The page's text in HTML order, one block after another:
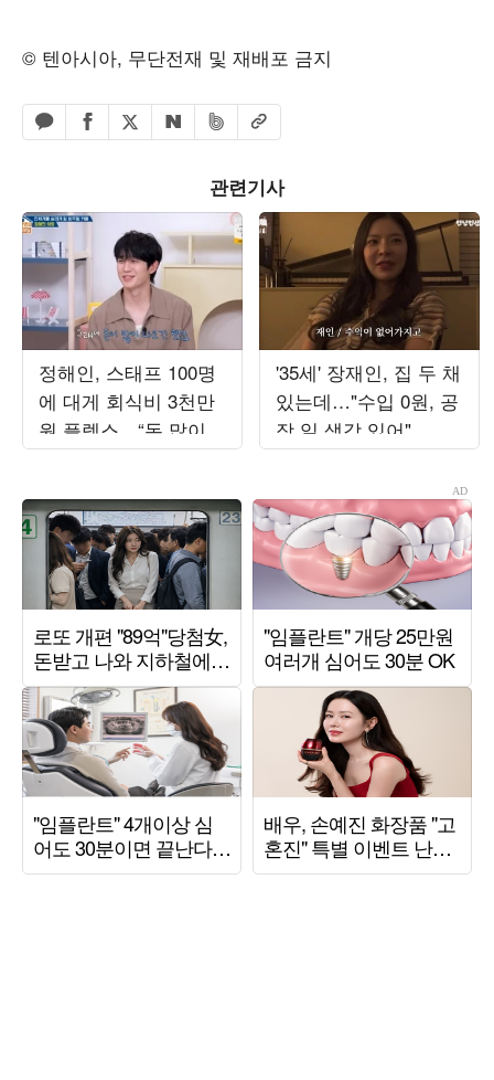
© 텐아시아, 무단전재 및 재배포 금지
카카오톡 공유하기
페이스북 공유하기
엑스 공유하기
네이버 공유하기
밴드 공유하기
URL복사
관련기사
정해인, 스태프 100명
에 대게 회식비 3천만
원 플렉스…“돈 많이
나오긴 했다” (‘옥문
'35세' 장재인, 집 두 채
있는데…"수입 0원, 공
장 일 생각 있어"